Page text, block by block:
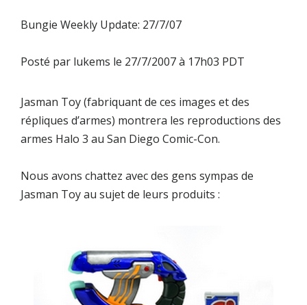
Bungie Weekly Update: 27/7/07
Posté par lukems le 27/7/2007 à 17h03 PDT
Jasman Toy (fabriquant de ces images et des
répliques d’armes) montrera les reproductions des
armes Halo 3 au San Diego Comic-Con.
Nous avons chattez avec des gens sympas de
Jasman Toy au sujet de leurs produits :